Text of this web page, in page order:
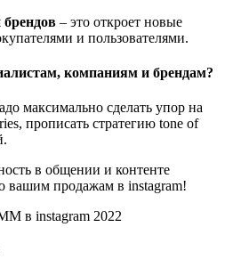
– это откроет новые
и пользователями.
компаниям и брендам?
максимально сделать упор на
прописать стратегию tone of
в общении и контенте
вашим продажам в instagram!
в instagram 2022